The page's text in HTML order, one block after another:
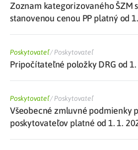
Zoznam kategorizovaného ŠZM
stanovenou cenou PP platný od
Poskytovateľ/Poskytovateľ
Pripočítateľné položky DRG od 1.
Poskytovateľ/Poskytovateľ
Všeobecné zmluvné podmienky
poskytovateľov platné od 1. 1.